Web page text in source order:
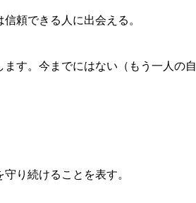
頼できる人に出会える。
す。今までにはない（もう一人の自
り続けることを表す。